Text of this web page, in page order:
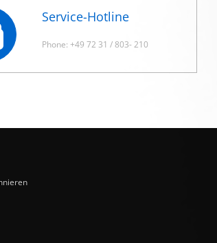
Service-Hotline
Phone: +49 72 31 / 803- 210